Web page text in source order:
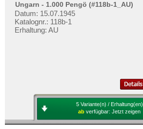
Ungarn - 1.000 Pengö (#118b-1_AU)
Datum: 15.07.1945
Katalognr.: 118b-1
Erhaltung: AU
5 Variante(n) / Erhaltung(en)
ab verfügbar: Jetzt zeigen